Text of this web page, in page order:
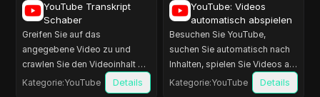
erheblich steigert.
YouTube Transkript
Schaber
Greifen Sie auf das
angegebene Video zu und
crawlen Sie den Videoinhalt als
Text.
Kategorie:YouTube Details
YouTube: Videos
automatisch abspielen
Besuchen Sie YouTube,
suchen Sie automatisch nach
Inhalten, spielen Sie Videos ab
und liken Sie Kommentare.
Kategorie:YouTube Details